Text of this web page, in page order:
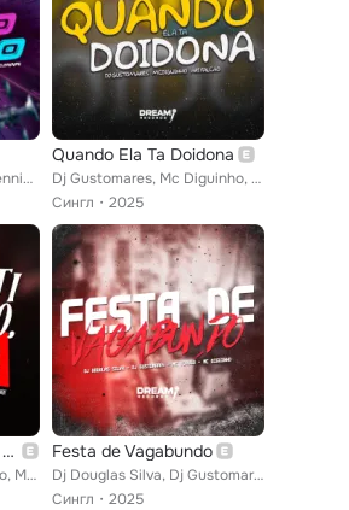
DJ GUSTOMARES, MC Dennin, Real Jhow
Quando Ela Ta Doidona
Dj Gustomares, Mc Diguinho, Ari Falcão
Сингл
2025
Sem Sentimento, Fica Quieta
Dj Gustomares, MC Pânico, Mc Diguinho feat. Mc Colibri
Festa de Vagabundo
Dj Douglas Silva, Dj Gustomares, Mc Diguinho feat. MC Torugo
Сингл
2025